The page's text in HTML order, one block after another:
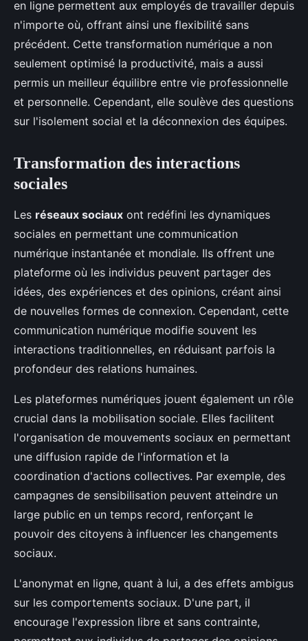
en ligne permettent aux employés de travailler depuis
n'importe où, offrant ainsi une flexibilité sans
précédent. Cette transformation numérique a non
seulement optimisé la productivité, mais a aussi
permis un meilleur équilibre entre vie professionnelle
et personnelle. Cependant, elle soulève des questions
sur l'isolement social et la déconnexion des équipes.
Transformation des interactions
sociales
Les réseaux sociaux ont redéfini les dynamiques
sociales en permettant une communication
numérique instantanée et mondiale. Ils offrent une
plateforme où les individus peuvent partager des
idées, des expériences et des opinions, créant ainsi
de nouvelles formes de connexion. Cependant, cette
communication numérique modifie souvent les
interactions traditionnelles, en réduisant parfois la
profondeur des relations humaines.
Les plateformes numériques jouent également un rôle
crucial dans la mobilisation sociale. Elles facilitent
l'organisation de mouvements sociaux en permettant
une diffusion rapide de l'information et la
coordination d'actions collectives. Par exemple, des
campagnes de sensibilisation peuvent atteindre un
large public en un temps record, renforçant le
pouvoir des citoyens à influencer les changements
sociaux.
L'anonymat en ligne, quant à lui, a des effets ambigus
sur les comportements sociaux. D'une part, il
encourage l'expression libre et sans contrainte,